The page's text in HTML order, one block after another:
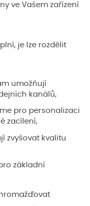
ve Vašem zařízení
je lze rozdělit
umožňují
kanálů,
pro personalizaci
zacílení,
zvyšovat kvalitu
základní